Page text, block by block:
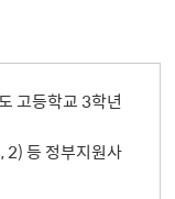
고등학교 3학년
2) 등 정부지원사